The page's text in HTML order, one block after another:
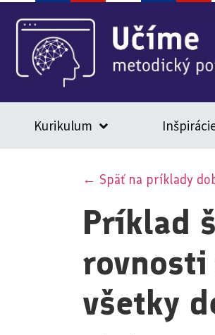
Kurikulum
← Späť na príklady
Príklad
rovnosti
všetky